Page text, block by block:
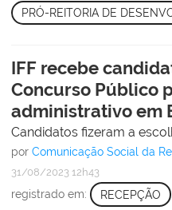
PRÓ-REITORIA DE
IFF recebe
Concurso Público
administrativo em
Candidatos fizeram a
por Comunicação Social da
31/08/2023 12h43
registrado em: RECEPÇÃO